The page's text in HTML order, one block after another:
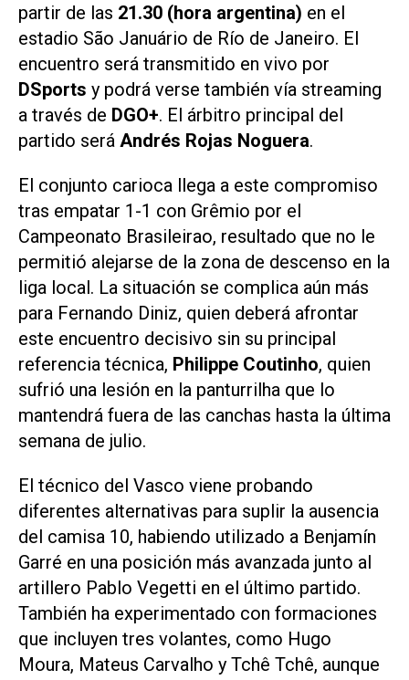
partir de las 21.30 (hora argentina) en el
estadio São Januário de Río de Janeiro. El
encuentro será transmitido en vivo por
DSports y podrá verse también vía streaming
a través de DGO+. El árbitro principal del
partido será Andrés Rojas Noguera.
El conjunto carioca llega a este compromiso
tras empatar 1-1 con Grêmio por el
Campeonato Brasileirao, resultado que no le
permitió alejarse de la zona de descenso en la
liga local. La situación se complica aún más
para Fernando Diniz, quien deberá afrontar
este encuentro decisivo sin su principal
referencia técnica, Philippe Coutinho, quien
sufrió una lesión en la panturrilha que lo
mantendrá fuera de las canchas hasta la última
semana de julio.
El técnico del Vasco viene probando
diferentes alternativas para suplir la ausencia
del camisa 10, habiendo utilizado a Benjamín
Garré en una posición más avanzada junto al
artillero Pablo Vegetti en el último partido.
También ha experimentado con formaciones
que incluyen tres volantes, como Hugo
Moura, Mateus Carvalho y Tchê Tchê, aunque